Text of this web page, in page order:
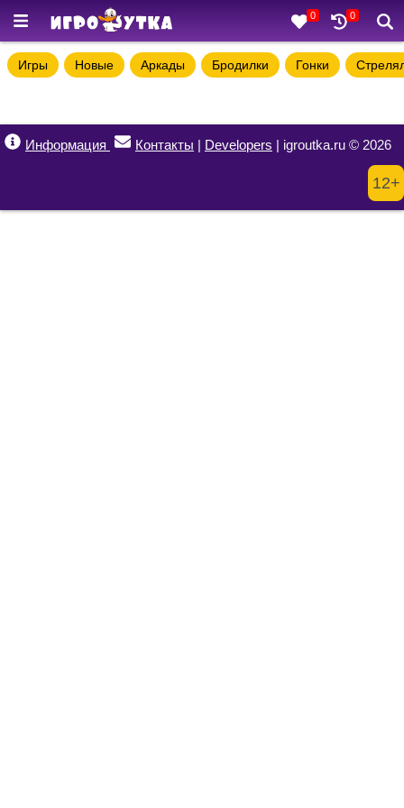
0 0
Игры Новые Аркады Бродилки Гонки
Информация Контакты | Developers | igroutka.ru © 2026
12+